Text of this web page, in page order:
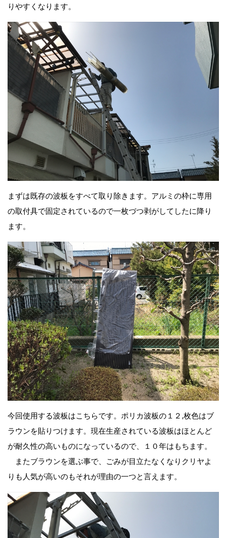
りやすくなります。
まずは既存の波板をすべて取り除きます。アルミの枠に専用
の取付具で固定されているので一枚づつ剥がしてしたに降り
ます。
今回使用する波板はこちらです。ポリカ波板の１２,枚色はブ
ラウンを貼りつけます。現在生産されている波板はほとんど
が耐久性の高いものになっているので、１０年はもちます。
またブラウンを選ぶ事で、ごみが目立たなくなりクリヤよ
りも人気が高いのもそれが理由の一つと言えます。